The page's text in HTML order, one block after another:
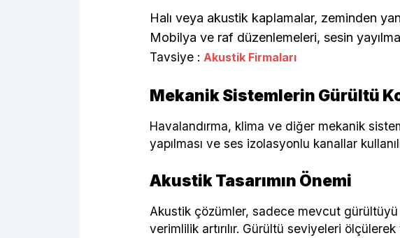
Halı veya akustik kaplamalar, zeminden
Mobilya ve raf düzenlemeleri, sesin
Tavsiye : Akustik Firmaları
Mekanik Sistemlerin Gürültü
Havalandırma, klima ve diğer mekanik
yapılması ve ses izolasyonlu kanallar
Akustik Tasarımın Önemi
Akustik çözümler, sadece mevcut
verimlilik artırılır. Gürültü seviyeleri